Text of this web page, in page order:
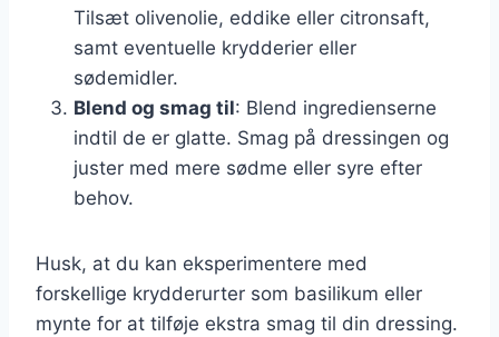
Tilsæt olivenolie, eddike eller citronsaft,
samt eventuelle krydderier eller
sødemidler.
Blend og smag til: Blend ingredienserne
indtil de er glatte. Smag på dressingen og
juster med mere sødme eller syre efter
behov.
Husk, at du kan eksperimentere med
forskellige krydderurter som basilikum eller
mynte for at tilføje ekstra smag til din dressing.